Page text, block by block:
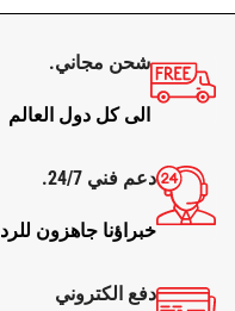
شحن مجاني.
الى كل دول العالم
دعم فني 24/7.
خبراؤنا جاهزون للرد
دفع الكتروني